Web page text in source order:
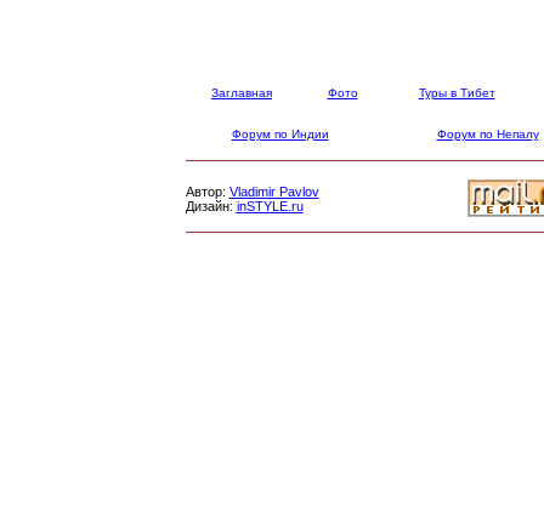
Заглавная Фото Туры в Тибет
Форум по Индии Форум по Непалу
Автор: Vladimir Pavlov
Дизайн: inSTYLE.ru